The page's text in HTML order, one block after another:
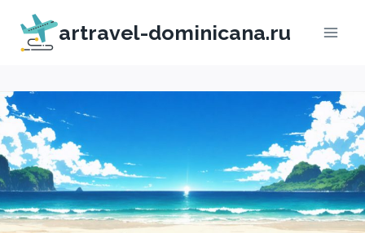
Перейти
содержимому
artravel-dominicana.ru